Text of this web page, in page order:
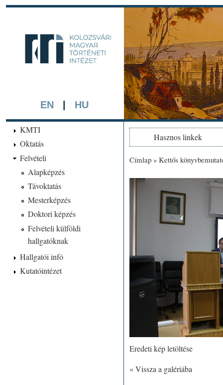
EN HU
A háttérben részlet a
készített színezett
KMTI
Oktatás
Felvételi
Alapképzés
Távoktatás
Mesterképzés
Doktori képzés
Felvételi külföldi
hallgatóknak
Hallgatói infó
Kutatóintézet
Hasznos linkek
Címlap »Kettős
Eredeti kép letöltése
« Vissza a galériába